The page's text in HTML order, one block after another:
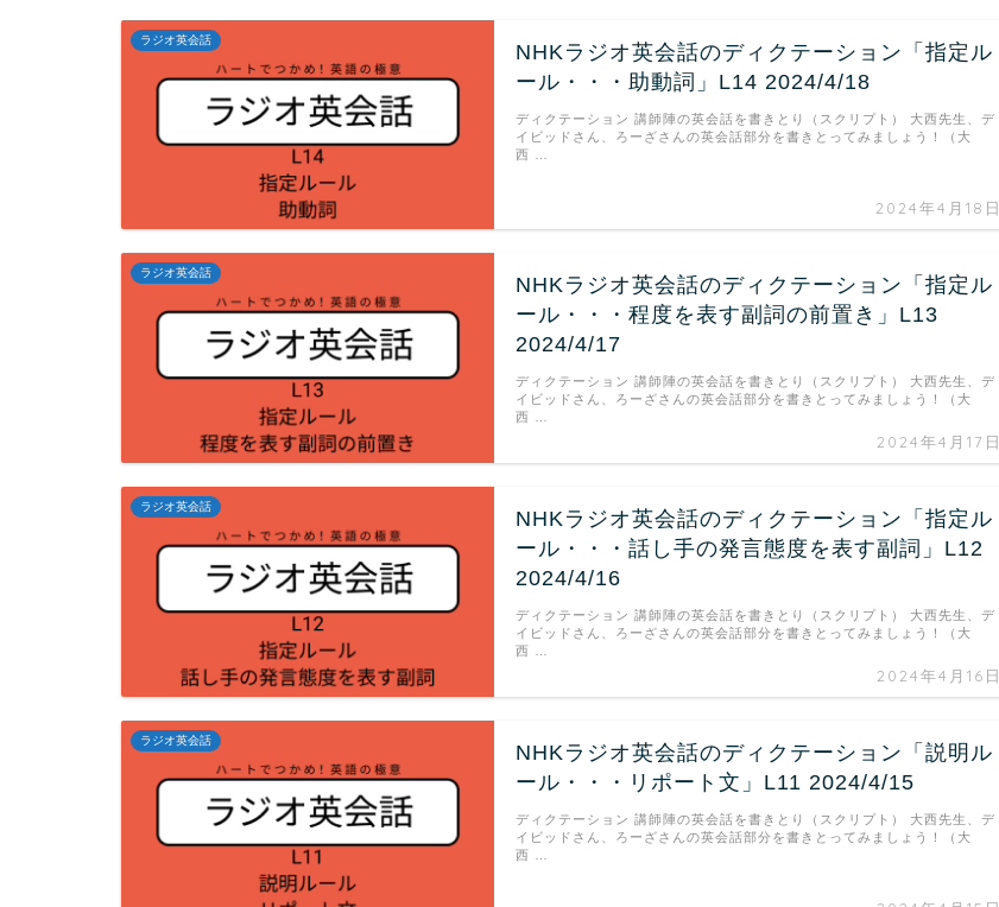
ラジオ英会話
NHKラジオ英会話のディクテーション「指定ル
ール・・・助動詞」L14 2024/4/18
2024年4月18日
ディクテーション 講師陣の英会話を書きとり（スクリプト） 大西先生、デ
イビッドさん、ろーざさんの英会話部分を書きとってみましょう！（大
西 …
ラジオ英会話
NHKラジオ英会話のディクテーション「指定ル
ール・・・程度を表す副詞の前置き」L13
2024/4/17
2024年4月17日
ディクテーション 講師陣の英会話を書きとり（スクリプト） 大西先生、デ
イビッドさん、ろーざさんの英会話部分を書きとってみましょう！（大
西 …
ラジオ英会話
NHKラジオ英会話のディクテーション「指定ル
ール・・・話し手の発言態度を表す副詞」L12
2024/4/16
2024年4月16日
ディクテーション 講師陣の英会話を書きとり（スクリプト） 大西先生、デ
イビッドさん、ろーざさんの英会話部分を書きとってみましょう！（大
西 …
ラジオ英会話
NHKラジオ英会話のディクテーション「説明ル
ール・・・リポート文」L11 2024/4/15
ディクテーション 講師陣の英会話を書きとり（スクリプト） 大西先生、デ
イビッドさん、ろーざさんの英会話部分を書きとってみましょう！（大
西 …